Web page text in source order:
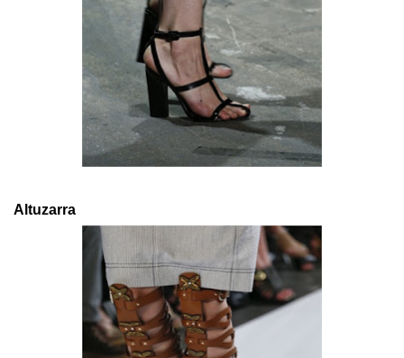
Altuzarra